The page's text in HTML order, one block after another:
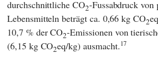
durchschnittliche CO2-Fussabdruck
Lebensmitteln beträgt ca. 0,66 kg CO2
10,7 % der CO2-Emissionen von
(6,15 kg CO2eq/kg) ausmacht.17